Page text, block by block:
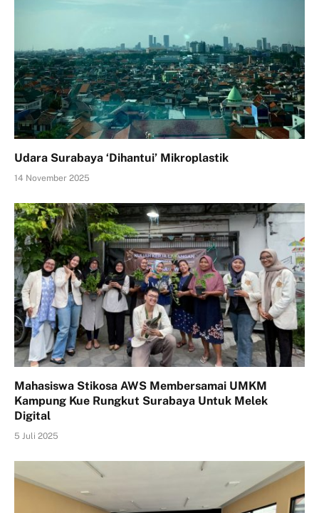
Udara Surabaya ‘Dihantui’ Mikroplastik
14 November 2025
Mahasiswa Stikosa AWS Membersamai UMKM
Kampung Kue Rungkut Surabaya Untuk Melek
Digital
5 Juli 2025